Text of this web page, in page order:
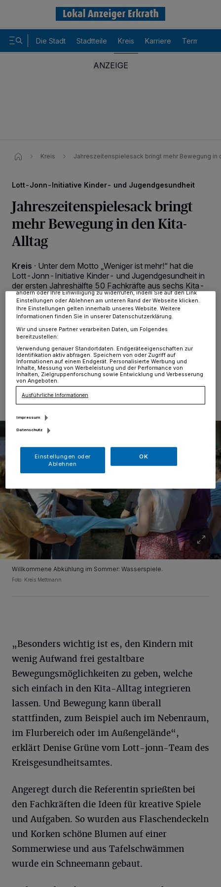
Die Stadt Stadtteile Kreis Karriere Termine
Kreis Jahreszeitenspielesack bringt mehr Bewegung in
Lott-Jonn-Initiative Kinder- und Jugendgesundheit
Jahreszeitenspielesack bringt
mehr Bewegung in den Kita-
Alltag
Kreis · Unter dem Motto „Weniger ist mehr!“ hat die
Lott-Jonn-Initiative Kinder- und Jugendgesundheit in
der ersten Jahreshälfte 50 Fachkräfte aus sechs Kita-
Teams in einer Fortbildung für leicht umzusetzende
Bewegungsideen in der Kita sensibilisiert. Den Kitas
wurde ein Jahreszeitenspielesack mit Alltagsmaterialien,
beispielsweise Korken und Zeitungen überreicht, damit
alle sofort loslegen können.
11.07.2023 , 11:24 Uhr Eine Minute Lesezeit
Willkommene Abkühlung im Sommer: Wasserspiele.
Foto: Kreis Mettmann
„Besonders wichtig ist es, den Kindern mit
wenig Aufwand frei gestaltbare
Bewegungsmöglichkeiten zu geben, welche
sich einfach in den Kita-Alltag integrieren
lassen. Und Bewegung kann überall
stattfinden, zum Beispiel auch im Nebenraum,
im Flurbereich oder im Außengelände“,
erklärt Denise Grüne vom Lott-jonn-Team des
Kreisgesundheitsamtes.
Angeregt durch die Referentin sprießten bei
den Fachkräften die Ideen für kreative Spiele
und Aufgaben. So wurden aus Flaschendeckeln
und Korken schöne Blumen auf einer
Sommerwiese und aus Tafelschwämmen
wurde ein Schneemann gebaut.
Wir und unsere218 -Partner speichern und greifen auf
personenbezogene Daten wie Browserdaten oder eindeutige
Kennungen auf Ihrem Gerät zu. Durch Auswahl von OK aktivieren Sie
verarbeiten Daten, um Ihnen Dienste bereitzustellen“ aufgeführten
Zwecke. Wenn Tracker deaktiviert sind, sind manche Inhalte und
Anzeigen möglicherweise nicht mehr so relevant für Sie. Sie können
dieses Menü jederzeit wieder aufrufen, um Ihre Einstellungen zu
ändern oder Ihre Einwilligung zu widerrufen, indem Sie auf den Link
Einstellungen oder Ablehnen am unteren Rand der Webseite klicken.
Ihre Einstellungen gelten innerhalb unseres Website. Weitere
Informationen finden Sie in unserer Datenschutzerklärung.
Wir und unsere Partner verarbeiten Daten, um Folgendes
bereitzustellen:
Verwendung genauer Standortdaten. Endgeräteeigenschaften zur
Identifikation aktiv abfragen. Speichern von oder Zugriff auf
Informationen auf einem Endgerät. Personalisierte Werbung und
Inhalte, Messung von Werbeleistung und der Performance von
Inhalten, Zielgruppenforschung sowie Entwicklung und Verbesserung
von Angeboten.
Ausführliche Informationen
Impressum
Datenschutz
Einstellungen oder
Ablehnen
OK